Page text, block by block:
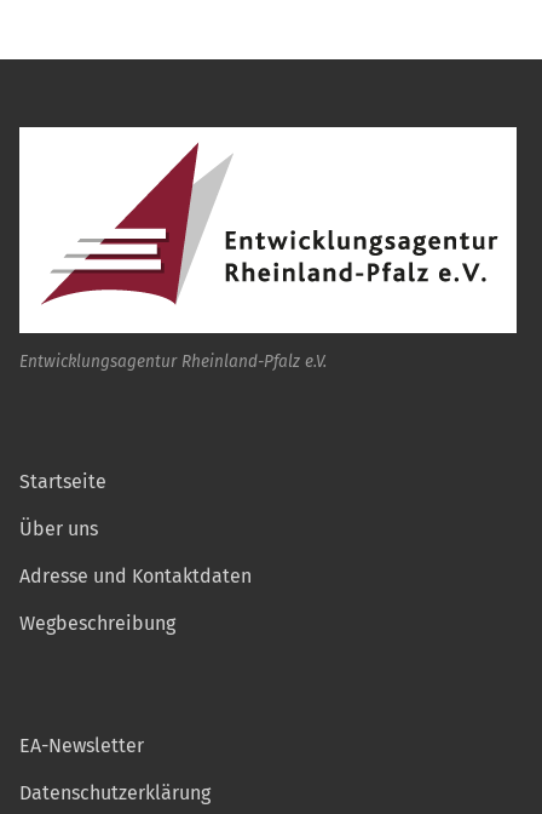
Entwicklungsagentur Rheinland-Pfalz e.V.
Startseite
Über uns
Adresse und Kontaktdaten
Wegbeschreibung
EA-Newsletter
Datenschutzerklärung